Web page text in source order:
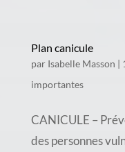
Plan canicule
par Isabelle Masson |
importantes
CANICULE –
des personnes